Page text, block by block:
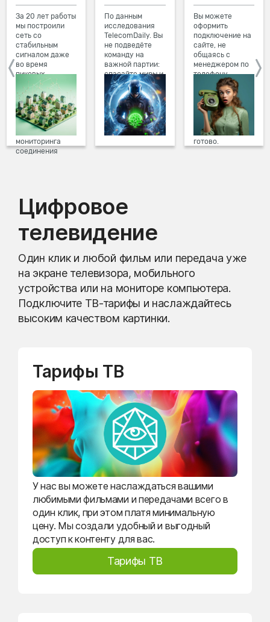
За 20 лет работы
мы построили
сеть со
стабильным
сигналом даже
во время
пиковых
нагрузок в
вечернее время.
Мы постоянно
обновляем наше
оборудование в
домах, а система
мониторинга
соединения
По данным
исследования
TelecomDaily. Вы
не подведёте
команду на
важной партии:
спасайте миры и
побеждайте с
друзьями в
онлайн-играх.
Вы можете
оформить
подключение на
сайте, не
общаясь с
менеджером по
телефону.
Просто в три
клика заполните
форму заявки на
сайте, выберите
дату и время
подключения,
готово.
Цифровое
телевидение
Один клик и любой фильм или передача уже
на экране телевизора, мобильного
устройства или на мониторе компьютера.
Подключите ТВ-тарифы и наслаждайтесь
высоким качеством картинки.
Тарифы ТВ
У нас вы можете наслаждаться вашими
любимыми фильмами и передачами всего в
один клик, при этом платя минимальную
цену. Мы создали удобный и выгодный
доступ к контенту для вас.
Тарифы ТВ